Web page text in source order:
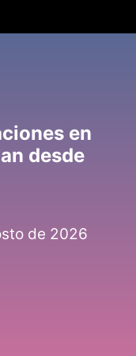
en
desde
de 2026